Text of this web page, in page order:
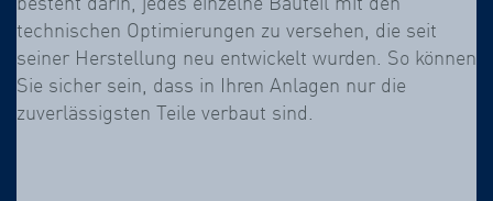
technischen Optimierungen zu versehen, die seit
seiner Herstellung neu entwickelt wurden. So können
Sie sicher sein, dass in Ihren Anlagen nur die
zuverlässigsten Teile verbaut sind.